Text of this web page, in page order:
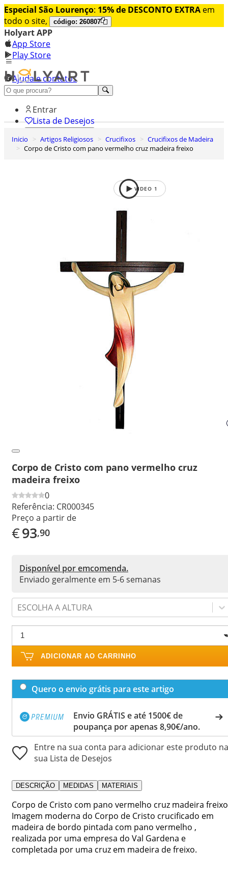
Especial São Lourenço: 15% de DESCONTO EXTRA em
todo o site,
código: 260807
Holyart APP
App Store
Play Store
Ajuda e contatos
Conheça premium
Entrar
Lista de Desejos
0
Carrinho de Compras
Inicio Artigos Religiosos Crucifixos
Crucifixos de Madeira
Corpo de Cristo com pano vermelho cruz madeira freixo
VIDEO 1
Corpo de Cristo com pano vermelho cruz
madeira freixo
0
Referência: CR000345
Preço a partir de
€93,90
Disponível por emcomenda.
Enviado geralmente em 5-6 semanas
ESCOLHA A ALTURA
ADICIONAR AO CARRINHO
Quero o envio grátis para este artigo
Envio GRÁTIS e até 1500€ de
poupança por apenas 8,90€/ano.
Entre na sua conta para adicionar este produto na
sua Lista de Desejos
DESCRIÇÃO MEDIDAS MATERIAIS
Corpo de Cristo com pano vermelho cruz madeira
Imagem moderna do Corpo de Cristo crucificado em
madeira de bordo pintada com pano vermelho ,
realizada por uma empresa do Val Gardena e
completada por uma cruz em madeira de freixo.